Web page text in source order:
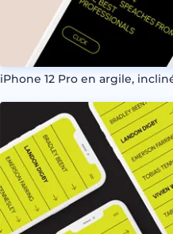
iPhone 12 Pro en argile,